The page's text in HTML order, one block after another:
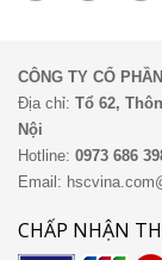
CÔNG TY CỔ
Địa chỉ: Tổ 62,
Nội
Hotline: 0973 686
Email:
CHẤP NHẬN